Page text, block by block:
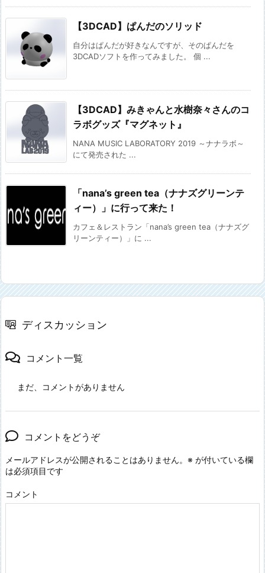
【3DCAD】ぱんだのソリッド
自分はぱんだが好きなんですが、そのぱんだを
3DCADソフトを作ってみました。 個 ...
【3DCAD】みきゃんと水樹奈々さんのコ
ラボグッズ『マグネット』
NANA MUSIC LABORATORY 2019 ～ナナラボ～
にて発売された ...
「nana’s green tea（ナナズグリーンテ
ィー）」に行って来た！
カフェ＆レストラン「nana’s green tea（ナナズグ
リーンティー）」に ...
ディスカッション
コメント一覧
まだ、コメントがありません
コメントをどうぞ
メールアドレスが公開されることはありません。 ※ が付いている欄
は必須項目です
コメント